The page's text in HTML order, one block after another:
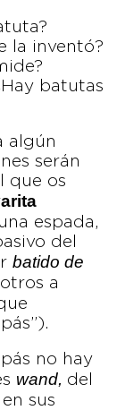
la inventó?
batutas
algún
serán
que os
espada,
del
batido de
a
no hay
wand, del
sus